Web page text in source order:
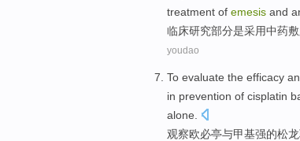
treatment of emesis and
临床研究部分是采用中药
youdao
To evaluate the efficacy
in prevention of cisplatin
alone.
观察欧必亭与甲基强的松